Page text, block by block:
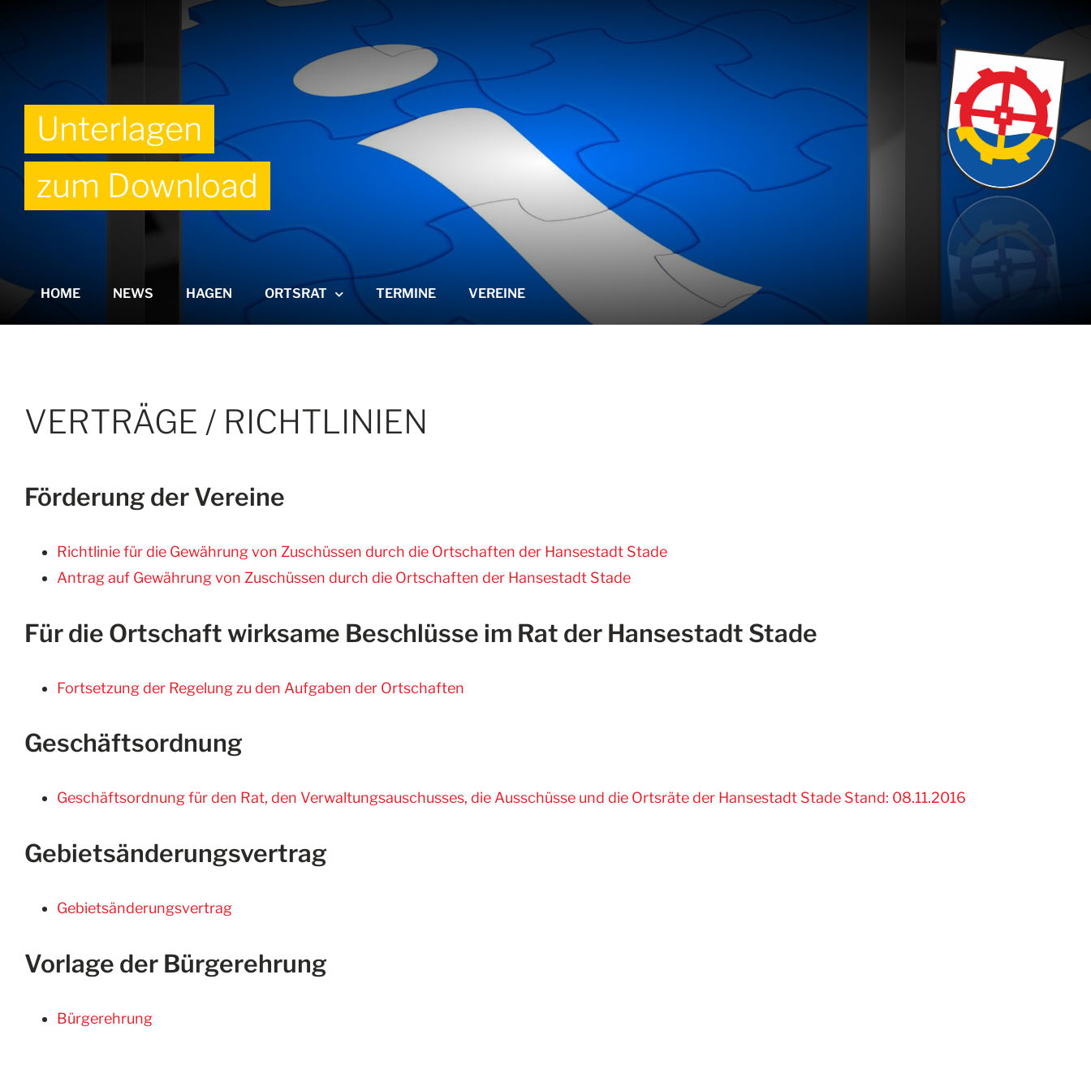
Unterlagen
zum Download
HOME NEWS HAGEN ORTSRAT TERMINE VEREINE
VERTRÄGE / RICHTLINIEN
Förderung der Vereine
Richtlinie für die Gewährung von Zuschüssen durch die Ortschaften der Hansestadt Stade
Antrag auf Gewährung von Zuschüssen durch die Ortschaften der Hansestadt Stade
Für die Ortschaft wirksame Beschlüsse im Rat der Hansestadt Stade
Fortsetzung der Regelung zu den Aufgaben der Ortschaften
Geschäftsordnung
Geschäftsordnung für den Rat, den Verwaltungsauschusses, die Ausschüsse und die Ortsräte der Hansestadt Stade Stand: 08.11.2016
Gebietsänderungsvertrag
Gebietsänderungsvertrag
Vorlage der Bürgerehrung
Bürgerehrung